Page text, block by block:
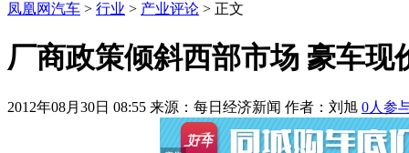
凤凰网汽车 > 行业 > 产业评论 > 正文
厂商政策倾斜西部市场 豪车现
2012年08月30日 08:55 来源：每日经济新闻 作者： 刘旭 0人参